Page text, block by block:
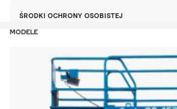
ŚRODKI OCHRONY OSOBISTEJ
MODELE